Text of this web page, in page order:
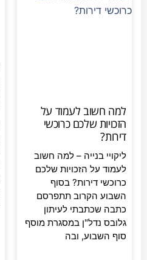
למה חשוב לעמוד על
הזכויות שלכם כרוכשי
דירות?
ליקויי בנייה – למה חשוב
לעמוד על הזכויות שלכם
כרוכשי דירות? בסוף
השבוע הקרוב תתפרסם
כתבה שכתבתי לעיתון
גלובס נדל"ן במסגרת מוסף
סוף השבוע, ובה